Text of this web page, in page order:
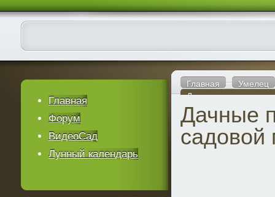
Главная
Умелец
Дачные поделки
Дачные
садовой
Главная
Форум
ВидеоСад
Лунный календарь